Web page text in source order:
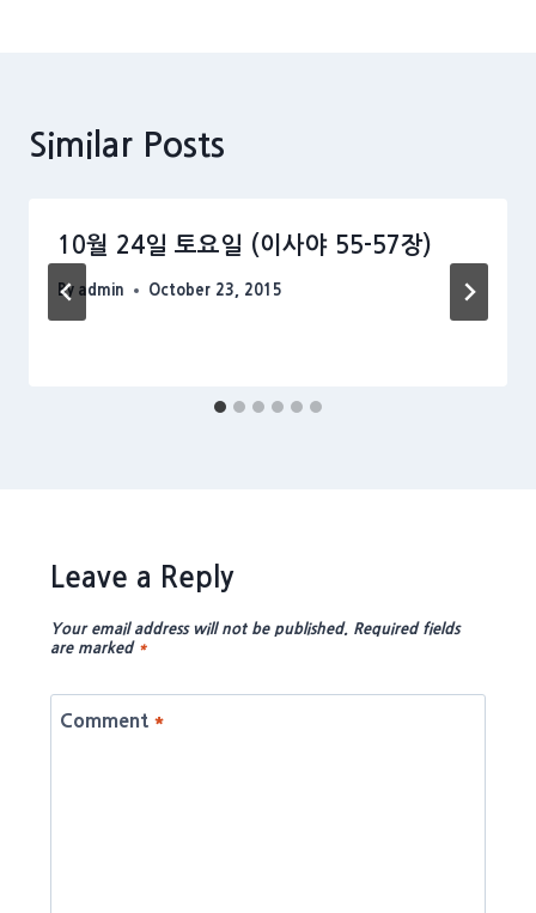
Similar Posts
10월 24일 토요일 (이사야 55-57장)
By admin October 23, 2015
Leave a Reply
Your email address will not be published. Required fields
are marked *
Comment *